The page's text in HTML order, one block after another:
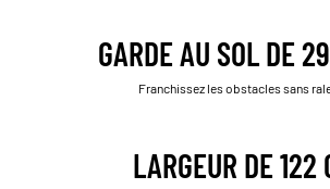
GARDE AU SOL DE
Franchissez les obstacles sans
LARGEUR DE 122